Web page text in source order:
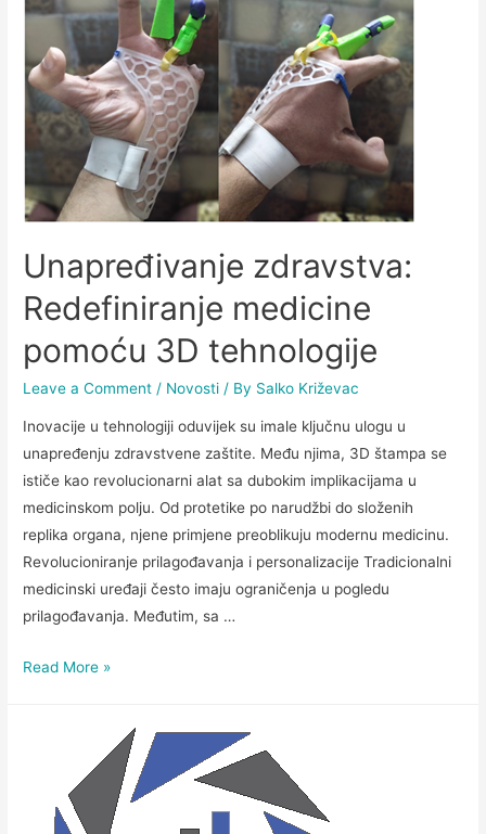
Unapređivanje zdravstva:
Redefiniranje medicine
pomoću 3D tehnologije
Leave a Comment / Novosti / By Salko Križevac
Inovacije u tehnologiji oduvijek su imale ključnu ulogu u
unapređenju zdravstvene zaštite. Među njima, 3D štampa se
ističe kao revolucionarni alat sa dubokim implikacijama u
medicinskom polju. Od protetike po narudžbi do složenih
replika organa, njene primjene preoblikuju modernu medicinu.
Revolucioniranje prilagođavanja i personalizacije Tradicionalni
medicinski uređaji često imaju ograničenja u pogledu
prilagođavanja. Međutim, sa …
Read More »